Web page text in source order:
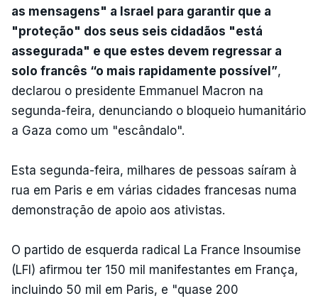
as mensagens" a Israel para garantir que a
"proteção" dos seus seis cidadãos "está
assegurada" e que estes devem regressar a
solo francês “o mais rapidamente possível”,
declarou o presidente Emmanuel Macron na
segunda-feira, denunciando o bloqueio humanitário
a Gaza como um "escândalo".
Esta segunda-feira, milhares de pessoas saíram à
rua em Paris e em várias cidades francesas numa
demonstração de apoio aos ativistas.
O partido de esquerda radical La France Insoumise
(LFI) afirmou ter 150 mil manifestantes em França,
incluindo 50 mil em Paris, e "quase 200